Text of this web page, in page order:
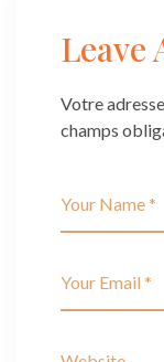
Leave
Votre
champs